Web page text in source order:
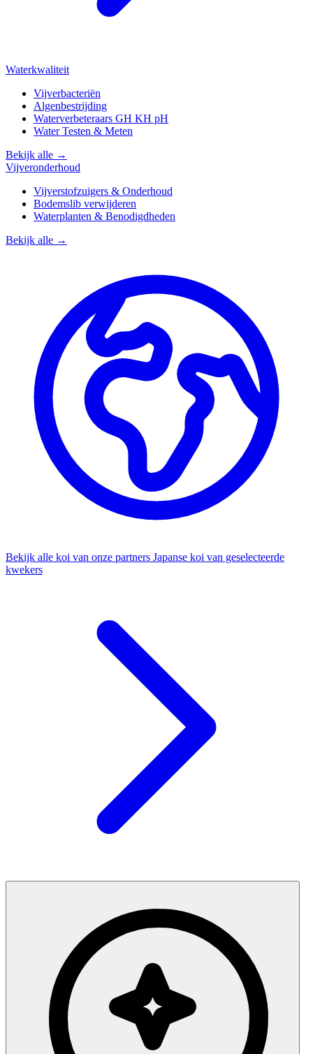
Waterkwaliteit
Vijverbacteriën
Algenbestrijding
Waterverbeteraars GH KH pH
Water Testen & Meten
Bekijk alle →
Vijveronderhoud
Vijverstofzuigers & Onderhoud
Bodemslib verwijderen
Waterplanten & Benodigdheden
Bekijk alle →
Bekijk alle koi van onze partners Japanse koi van geselecteerde
kwekers